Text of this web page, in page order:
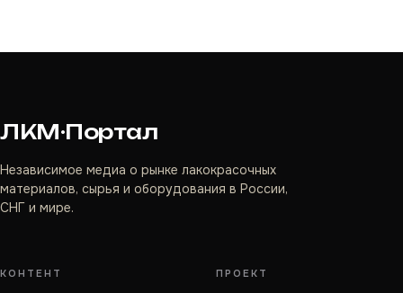
ЛКМ·Портал
Независимое медиа о рынке лакокрасочных
материалов, сырья и оборудования в России,
СНГ и мире.
КОНТЕНТ ПРОЕКТ